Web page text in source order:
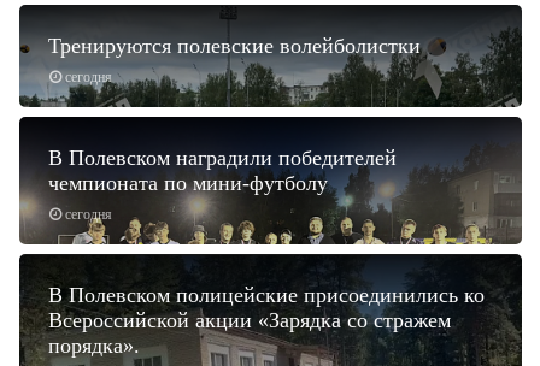
сегодня
Тренируются полевские волейболистки
сегодня
В Полевском наградили победителей
чемпионата по мини-футболу
В Полевском полицейские присоединились ко
Всероссийской акции «Зарядка со стражем
порядка».